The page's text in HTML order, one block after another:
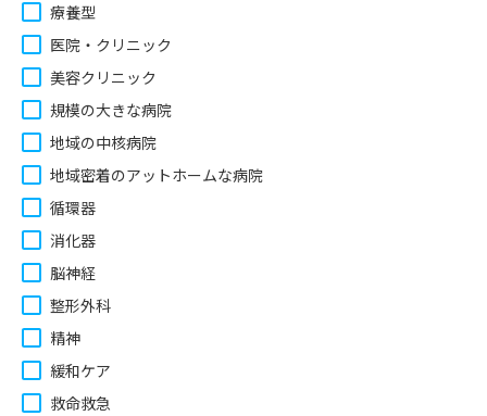
療養型
医院・クリニック
美容クリニック
規模の大きな病院
地域の中核病院
地域密着のアットホームな病院
循環器
消化器
脳神経
整形外科
精神
緩和ケア
救命救急